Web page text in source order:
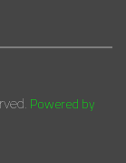
Powered by